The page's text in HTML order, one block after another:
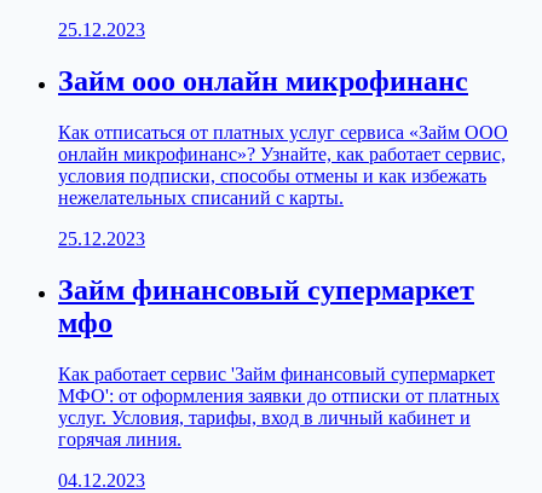
25.12.2023
Займ ооо онлайн микрофинанс
Как отписаться от платных услуг сервиса «Займ ООО
онлайн микрофинанс»? Узнайте, как работает сервис,
условия подписки, способы отмены и как избежать
нежелательных списаний с карты.
25.12.2023
Займ финансовый супермаркет
мфо
Как работает сервис 'Займ финансовый супермаркет
МФО': от оформления заявки до отписки от платных
услуг. Условия, тарифы, вход в личный кабинет и
горячая линия.
04.12.2023